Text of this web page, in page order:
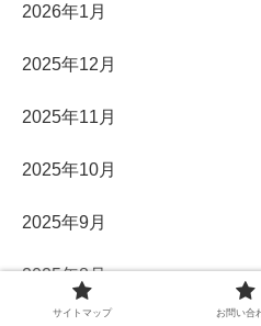
2026年1月
2025年12月
2025年11月
2025年10月
2025年9月
2025年8月
サイトマップ お問い合